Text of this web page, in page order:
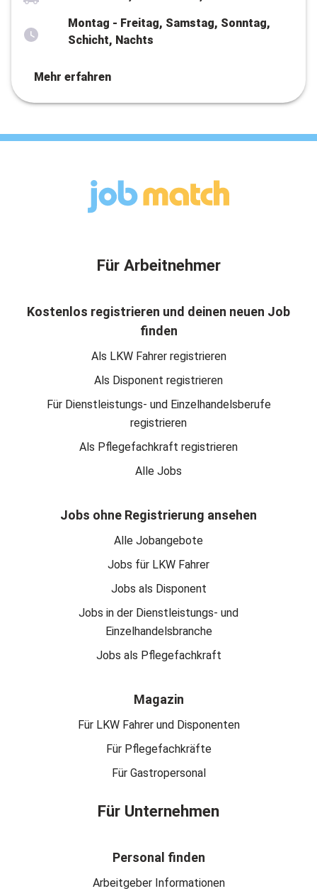
Montag - Freitag, Samstag, Sonntag,
Schicht, Nachts
Mehr erfahren
Für Arbeitnehmer
Kostenlos registrieren und deinen neuen Job
finden
Als LKW Fahrer registrieren
Als Disponent registrieren
Für Dienstleistungs- und Einzelhandelsberufe
registrieren
Als Pflegefachkraft registrieren
Alle Jobs
Jobs ohne Registrierung ansehen
Alle Jobangebote
Jobs für LKW Fahrer
Jobs als Disponent
Jobs in der Dienstleistungs- und
Einzelhandelsbranche
Jobs als Pflegefachkraft
Magazin
Für LKW Fahrer und Disponenten
Für Pflegefachkräfte
Für Gastropersonal
Für Unternehmen
Personal finden
Arbeitgeber Informationen